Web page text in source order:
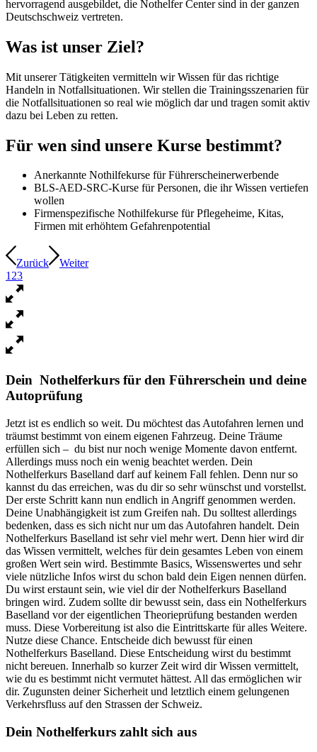
hervorragend ausgebildet, die Nothelfer Center sind in der ganzen
Deutschschweiz vertreten.
Was ist unser Ziel?
Mit unserer Tätigkeiten vermitteln wir Wissen für das richtige
Handeln in Notfallsituationen. Wir stellen die Trainingsszenarien für
die Notfallsituationen so real wie möglich dar und tragen somit aktiv
dazu bei Leben zu retten.
Für wen sind unsere Kurse bestimmt?
Anerkannte Nothilfekurse für Führerscheinerwerbende
BLS-AED-SRC-Kurse für Personen, die ihr Wissen vertiefen
wollen
Firmenspezifische Nothilfekurse für Pflegeheime, Kitas,
Firmen mit erhöhtem Gefahrenpotential
Zurück
Weiter
123
Dein Nothelferkurs für den Führerschein und deine
Autoprüfung
Jetzt ist es endlich so weit. Du möchtest das Autofahren lernen und
träumst bestimmt von einem eigenen Fahrzeug. Deine Träume
erfüllen sich – du bist nur noch wenige Momente davon entfernt.
Allerdings muss noch ein wenig beachtet werden. Dein
Nothelferkurs Baselland darf auf keinem Fall fehlen. Denn nur so
kannst du das erreichen, was du dir so sehr wünschst und vorstellst.
Der erste Schritt kann nun endlich in Angriff genommen werden.
Deine Unabhängigkeit ist zum Greifen nah. Du solltest allerdings
bedenken, dass es sich nicht nur um das Autofahren handelt. Dein
Nothelferkurs Baselland ist sehr viel mehr wert. Denn hier wird dir
das Wissen vermittelt, welches für dein gesamtes Leben von einem
großen Wert sein wird. Bestimmte Basics, Wissenswertes und sehr
viele nützliche Infos wirst du schon bald dein Eigen nennen dürfen.
Du wirst erstaunt sein, wie viel dir der Nothelferkurs Baselland
bringen wird. Zudem sollte dir bewusst sein, dass ein Nothelferkurs
Baselland vor der eigentlichen Theorieprüfung bestanden werden
muss. Diese Vorbereitung ist also die Eintrittskarte für alles Weitere.
Nutze diese Chance. Entscheide dich bewusst für einen
Nothelferkurs Baselland. Diese Entscheidung wirst du bestimmt
nicht bereuen. Innerhalb so kurzer Zeit wird dir Wissen vermittelt,
wie du es bestimmt nicht vermutet hättest. All das ermöglichen wir
dir. Zugunsten deiner Sicherheit und letztlich einem gelungenen
Verkehrsfluss auf den Strassen der Schweiz.
Dein Nothelferkurs zahlt sich aus